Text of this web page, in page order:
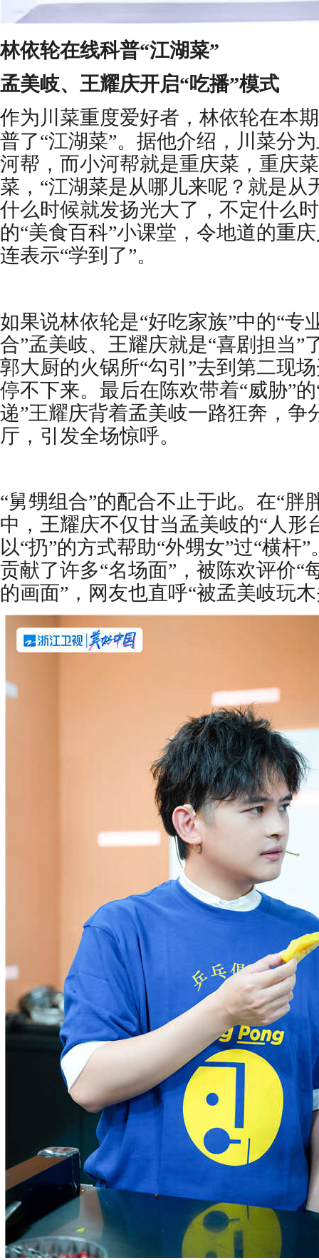
林依轮在线科普“江湖菜”
孟美岐、王耀庆开启“吃播”模式
作为川菜重度爱好者，林依轮在本
普了“江湖菜”。据他介绍，川菜分
河帮，而小河帮就是重庆菜，重庆
菜，“江湖菜是从哪儿来呢？就是从
什么时候就发扬光大了，不定什么
的“美食百科”小课堂，令地道的重
连表示“学到了”。
如果说林依轮是“好吃家族”中的“专
合”孟美岐、王耀庆就是“喜剧担当”
郭大厨的火锅所“勾引”去到第二现
停不下来。最后在陈欢带着“威胁”
递”王耀庆背着孟美岐一路狂奔，争
厅，引发全场惊呼。
“舅甥组合”的配合不止于此。在“胖
中，王耀庆不仅甘当孟美岐的“人形
以“扔”的方式帮助“外甥女”过“横杆
贡献了许多“名场面”，被陈欢评价“
的画面”，网友也直呼“被孟美岐玩木